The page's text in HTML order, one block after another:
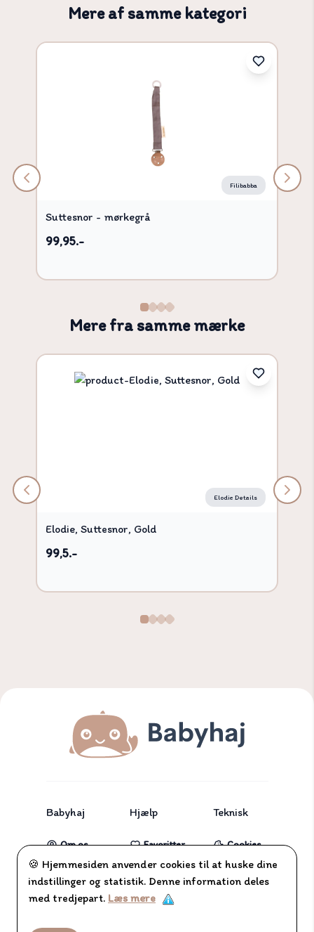
Mere af samme kategori
Filibabba
Suttesnor - mørkegrå
99,95.-
Mere fra samme mærke
Elodie Details
Elodie, Suttesnor, Gold
99,5.-
🍪 Hjemmesiden anvender cookies til at huske dine
indstillinger og statistik. Denne information deles
med tredjepart. Læs mere
Babyhaj
Om os
Partnere
Hjælp
Favoritter
Tjekliste
Blog
Teknisk
Cookies